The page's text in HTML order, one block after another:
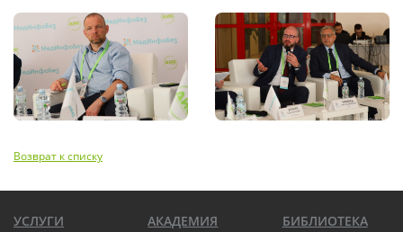
Возврат к списку
УСЛУГИ АКАДЕМИЯ БИБЛИОТЕКА